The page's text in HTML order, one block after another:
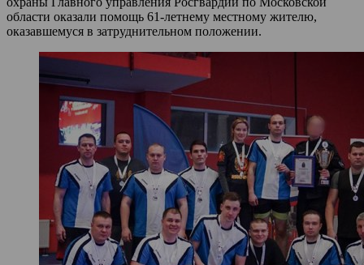
области оказали помощь 61-летнему местному жителю,
оказавшемуся в затруднительном положении.